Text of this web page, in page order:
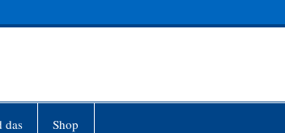
das Shop